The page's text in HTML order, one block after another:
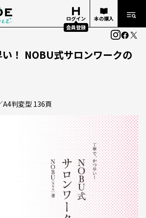
ログイン
会員登録
本の購入
！ NOBU式サロンワークの
判変型 136頁